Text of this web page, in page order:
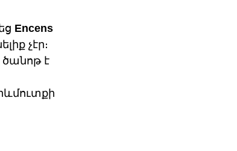
Encens
չէր։
ծանոթ է